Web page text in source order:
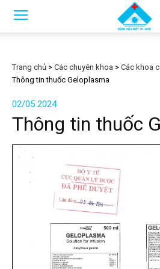
Trang chủ > Các chuyên khoa > Các khoa
Thông tin thuốc Geloplasma
02/05 2024
Thông tin thuốc